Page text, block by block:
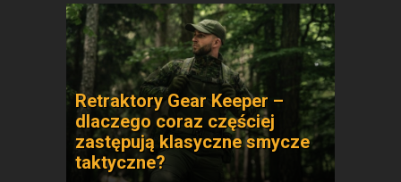
Retraktory Gear Keeper –
dlaczego coraz częściej
zastępują klasyczne smycze
taktyczne?